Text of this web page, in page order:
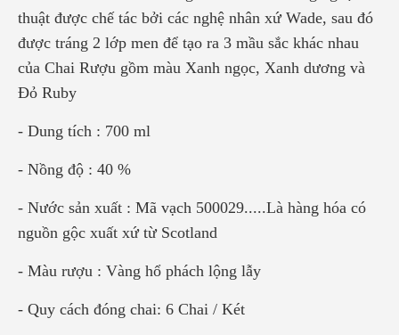
thuật được chế tác bởi các nghệ nhân xứ Wade, sau đó
được tráng 2 lớp men để tạo ra 3 mầu sắc khác nhau
của Chai Rượu gồm màu Xanh ngọc, Xanh dương và
Đỏ Ruby
- Dung tích : 700 ml
- Nồng độ : 40 %
- Nước sản xuất : Mã vạch 500029.....Là hàng hóa có
nguồn gộc xuất xứ từ Scotland
- Màu rượu : Vàng hổ phách lộng lẫy
- Quy cách đóng chai: 6 Chai / Két